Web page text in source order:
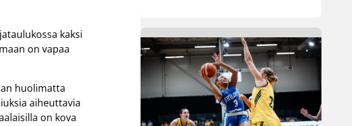
kaksi
on vapaa
huolimatta
aiheuttavia
on kova